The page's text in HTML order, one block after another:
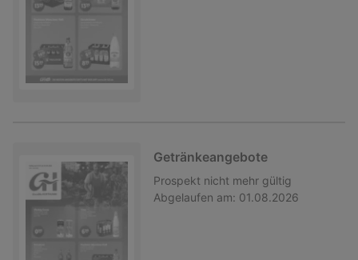
Getränkeangebote
Prospekt nicht mehr gültig
Abgelaufen am: 01.08.2026